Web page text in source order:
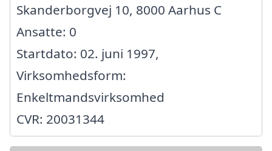
Skanderborgvej 10, 8000 Aarhus C
Ansatte: 0
Startdato: 02. juni 1997,
Virksomhedsform:
Enkeltmandsvirksomhed
CVR: 20031344